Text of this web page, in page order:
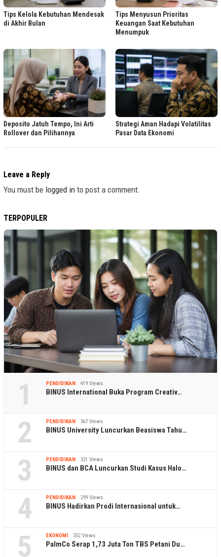
Tips Kelola Kebutuhan Mendesak
di Akhir Bulan
Tips Menyusun Prioritas
Keuangan Saat Kebutuhan
Menumpuk
Deposito Jatuh Tempo, Ini Arti
Rollover dan Pilihannya
Strategi Aman Hadapi Volatilitas
Pasar Data Ekonomi
Leave a Reply
You must be logged in to post a comment.
TERPOPULER
1 PENDIDIKAN 419 Views
BINUS International Buka Program Creativ…
2 PENDIDIKAN 367 Views
BINUS University Luncurkan Beasiswa Tahu…
3 PENDIDIKAN 321 Views
BINUS dan BCA Luncurkan Studi Kasus Halo…
4 PENDIDIKAN 299 Views
BINUS Hadirkan Prodi Internasional untuk…
5 EKONOMI 252 Views
PalmCo Serap 1,73 Juta Ton TBS Petani Du…